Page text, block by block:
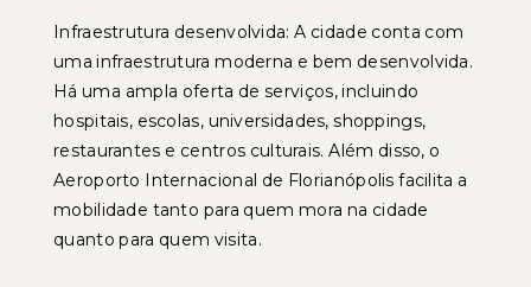
Infraestrutura desenvolvida: A cidade conta com
uma infraestrutura moderna e bem desenvolvida.
Há uma ampla oferta de serviços, incluindo
hospitais, escolas, universidades, shoppings,
restaurantes e centros culturais. Além disso, o
Aeroporto Internacional de Florianópolis facilita a
mobilidade tanto para quem mora na cidade
quanto para quem visita.